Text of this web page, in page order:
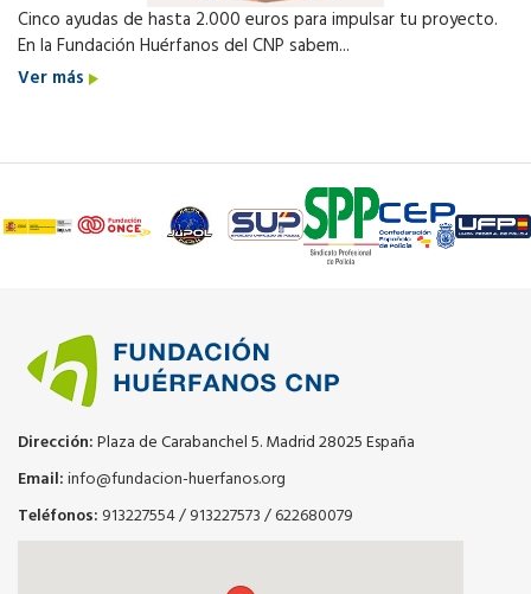
Cinco ayudas de hasta 2.000 euros para impulsar tu proyecto.
En la Fundación Huérfanos del CNP sabem...
Ver más
Dirección:Plaza de Carabanchel 5. Madrid 28025 España
Email:info@fundacion-huerfanos.org
Teléfonos: 913227554/913227573/622680079